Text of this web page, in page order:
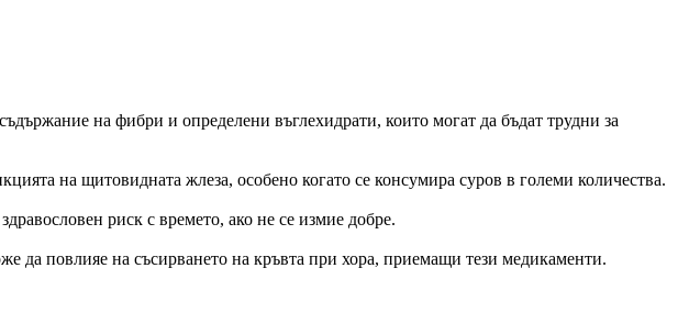
на фибри и определени въглехидрати, които могат да бъдат трудни за
на щитовидната жлеза, особено когато се консумира суров в големи количества.
риск с времето, ако не се измие добре.
да повлияе на съсирването на кръвта при хора, приемащи тези медикаменти.